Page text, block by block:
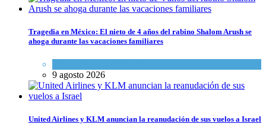
Tragedia en México: El nieto de 4 años del rabino Shalom Arush se
ahoga durante las vacaciones familiares
9 agosto 2026
United Airlines y KLM anuncian la reanudación de sus vuelos a Israel